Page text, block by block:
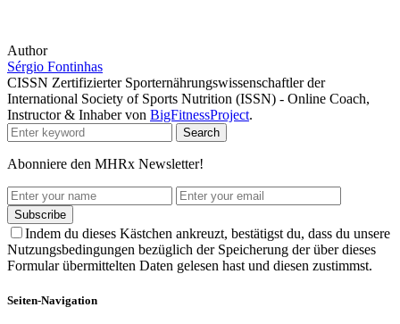
Author
Sérgio Fontinhas
CISSN Zertifizierter Sporternährungswissenschaftler der
International Society of Sports Nutrition (ISSN) - Online Coach,
Instructor & Inhaber von BigFitnessProject.
Search
Abonniere den MHRx Newsletter!
Subscribe
Indem du dieses Kästchen ankreuzt, bestätigst du, dass du unsere
Nutzungsbedingungen bezüglich der Speicherung der über dieses
Formular übermittelten Daten gelesen hast und diesen zustimmst.
Seiten-Navigation